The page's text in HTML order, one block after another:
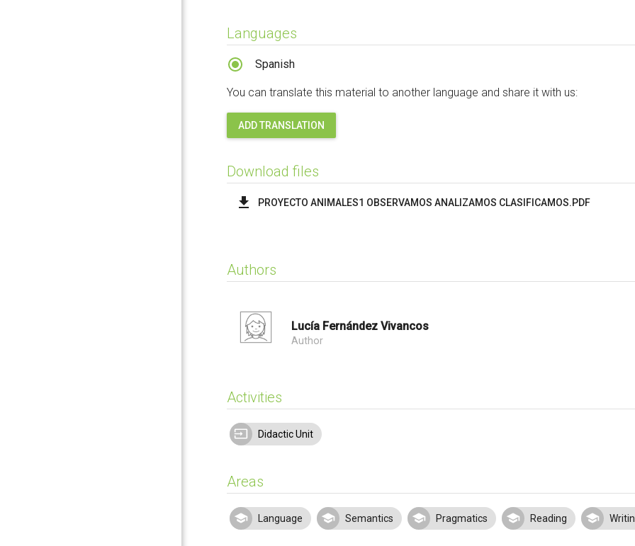
Languages
Spanish
You can translate this material to another language and share it with us:
ADD TRANSLATION
Download files
PROYECTO ANIMALES1 OBSERVAMOS ANALIZAMOS CLASIFICAMOS.PDF
Authors
Lucía Fernández Vivancos
Author
Activities
Didactic Unit
Areas
Language Semantics Pragmatics Reading